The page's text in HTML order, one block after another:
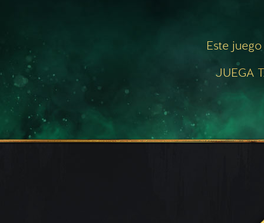
Este
JUEGA